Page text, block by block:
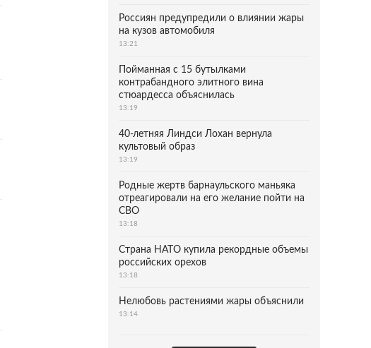
Россиян предупредили о влиянии жары
на кузов автомобиля
13:21
Пойманная с 15 бутылками
контрабандного элитного вина
стюардесса объяснилась
13:19
40-летняя Линдси Лохан вернула
культовый образ
13:19
Родные жертв барнаульского маньяка
отреагировали на его желание пойти на
СВО
13:18
Страна НАТО купила рекордные объемы
российских орехов
13:18
Нелюбовь растениями жары объяснили
13:14